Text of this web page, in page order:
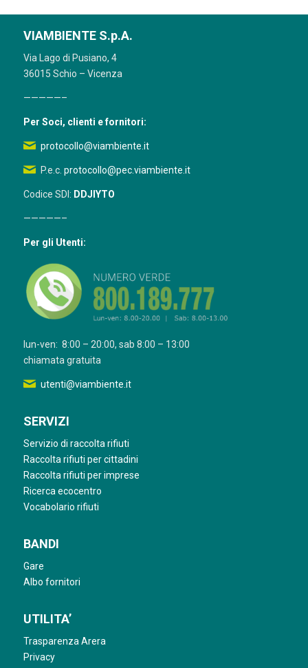
VIAMBIENTE S.p.A.
Via Lago di Pusiano, 4
36015 Schio – Vicenza
—————–
Per Soci, clienti e fornitori:
protocollo@viambiente.it
P.e.c. protocollo@pec.viambiente.it
Codice SDI: DDJIYTO
—————–
Per gli Utenti:
lun-ven: 8:00 – 20:00, sab 8:00 – 13:00
chiamata gratuita
utenti@viambiente.it
SERVIZI
Servizio di raccolta rifiuti
Raccolta rifiuti per cittadini
Raccolta rifiuti per imprese
Ricerca ecocentro
Vocabolario rifiuti
BANDI
Gare
Albo fornitori
UTILITA’
Trasparenza Arera
Privacy